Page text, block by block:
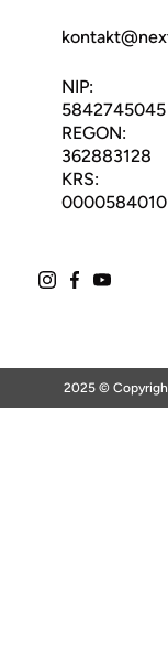
NIP:
5842745045
REGON:
362883128
KRS:
0000584010